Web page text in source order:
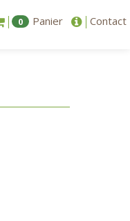
0 Panier Contact